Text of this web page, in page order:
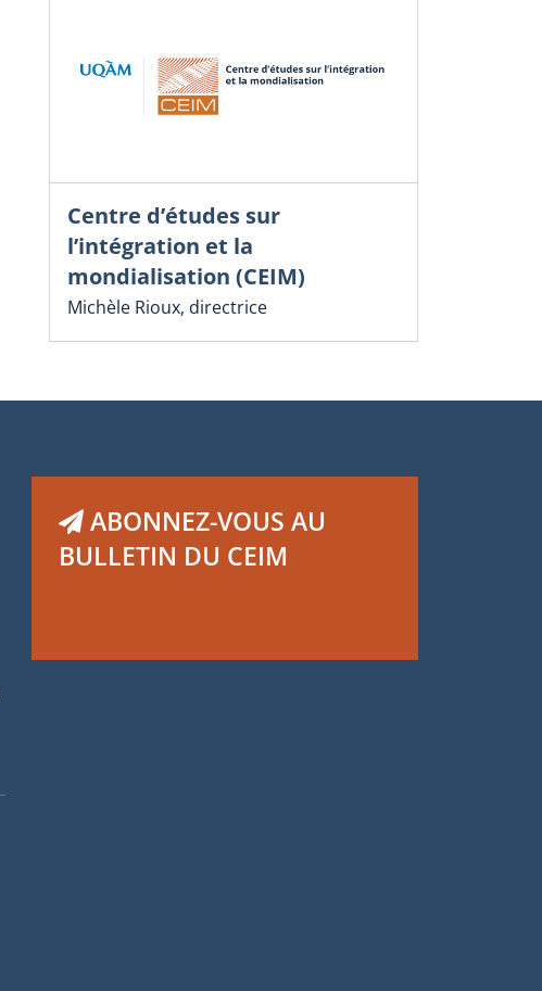
Centre d’études sur
l’intégration et la
mondialisation (CEIM)
Michèle Rioux, directrice
ABONNEZ-VOUS AU
BULLETIN DU CEIM